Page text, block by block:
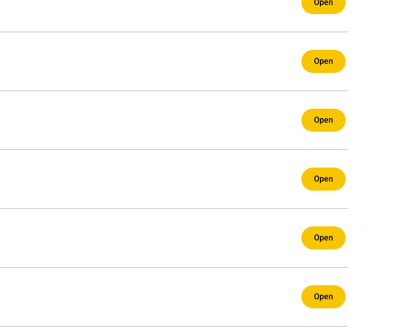
Open
Open
Open
Open
Open
Open